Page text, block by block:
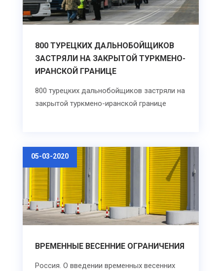
800 ТУРЕЦКИХ ДАЛЬНОБОЙЩИКОВ
ЗАСТРЯЛИ НА ЗАКРЫТОЙ ТУРКМЕНО-
ИРАНСКОЙ ГРАНИЦЕ
800 турецких дальнобойщиков застряли на
закрытой туркмено-иранской границе
05-03-2020
ВРЕМЕННЫЕ ВЕСЕННИЕ ОГРАНИЧЕНИЯ
Россия. О введении временных весенних